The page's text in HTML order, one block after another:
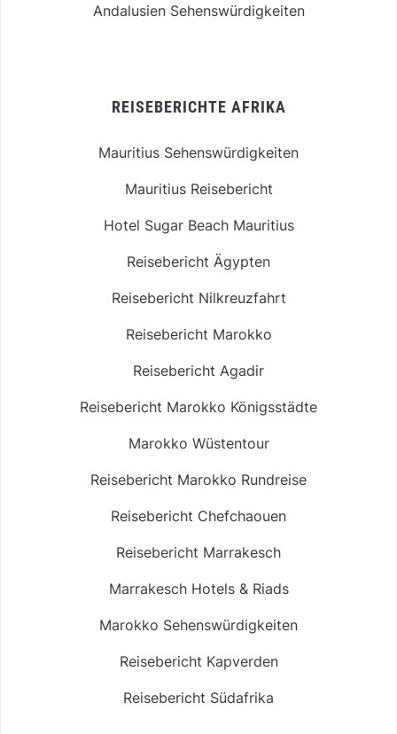
Andalusien Sehenswürdigkeiten
REISEBERICHTE AFRIKA
Mauritius Sehenswürdigkeiten
Mauritius Reisebericht
Hotel Sugar Beach Mauritius
Reisebericht Ägypten
Reisebericht Nilkreuzfahrt
Reisebericht Marokko
Reisebericht Agadir
Reisebericht Marokko Königsstädte
Marokko Wüstentour
Reisebericht Marokko Rundreise
Reisebericht Chefchaouen
Reisebericht Marrakesch
Marrakesch Hotels & Riads
Marokko Sehenswürdigkeiten
Reisebericht Kapverden
Reisebericht Südafrika